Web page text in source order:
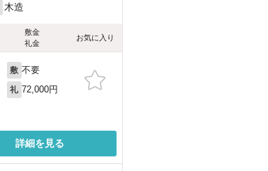
木造
敷金
礼金
お気に入り
敷 不要
礼 72,000円
詳細を見る